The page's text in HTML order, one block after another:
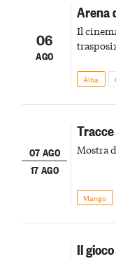
06
AGO
Arena
Il
Alba
07 AGO
17 AGO
Mostra
Mango
Il